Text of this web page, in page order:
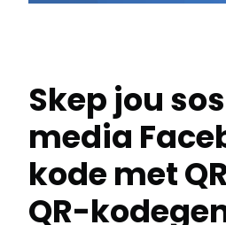
Skep jou
media
kode met
QR-